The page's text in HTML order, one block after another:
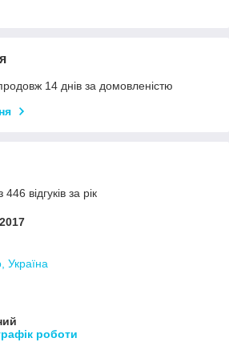
14 днів за домовленістю
відгуків за рік
Україна
роботи